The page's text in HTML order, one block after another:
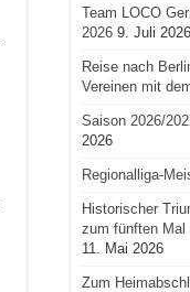
Team LOCO
2026 9. Juli 2026
Reise nach
Vereinen mit
Saison 2026/
2026
Regionalliga-
Historischer
zum fünften Mal
11. Mai 2026
Zum